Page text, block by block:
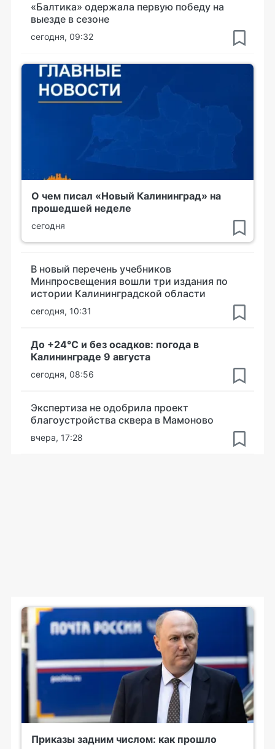
«Балтика» одержала первую победу на
выезде в сезоне
сегодня, 09:32
О чем писал «Новый Калининград» на
прошедшей неделе
сегодня
В новый перечень учебников
Минпросвещения вошли три издания по
истории Калининградской области
сегодня, 10:31
До +24°С и без осадков: погода в
Калининграде 9 августа
сегодня, 08:56
Экспертиза не одобрила проект
благоустройства сквера в Мамоново
вчера, 17:28
Приказы задним числом: как прошло